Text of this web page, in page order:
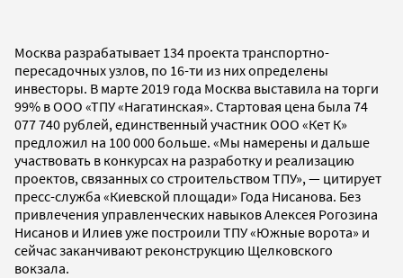
Москва разрабатывает 134 проекта транспортно-
пересадочных узлов, по 16-ти из них определены
инвесторы. В марте 2019 года Москва выставила на торги
99% в ООО «ТПУ «Нагатинская». Стартовая цена была 74
077740 рублей, единственный участник ООО «Кет К»
предложил на 100 000 больше. «Мы намерены и дальше
участвовать в конкурсах на разработку и реализацию
проектов, связанных со строительством ТПУ», — цитирует
пресс-служба «Киевской площади» Года Нисанова. Без
привлечения управленческих навыков Алексея Рогозина
Нисанов и Илиев уже построили ТПУ «Южные ворота» и
сейчас заканчивают реконструкцию Щелковского
вокзала.